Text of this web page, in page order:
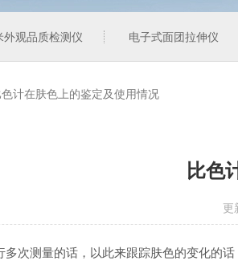
外观品质检测仪 电子式面团拉伸仪
色计在肤色上的鉴定及使用情况
比色
更
次测量的话，以此来跟踪肤色的变化的